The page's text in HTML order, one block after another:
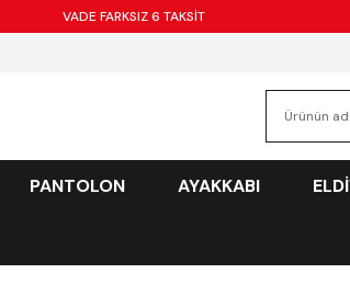
VADE FARKSIZ 6 TAKSİT
PANTOLON AYAKKABI